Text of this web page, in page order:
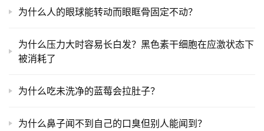
为什么人的眼球能转动而眼眶骨固定不动？
为什么压力大时容易长白发？黑色素干细胞在应激状态下
被消耗了
为什么吃未洗净的蓝莓会拉肚子？
为什么鼻子闻不到自己的口臭但别人能闻到？